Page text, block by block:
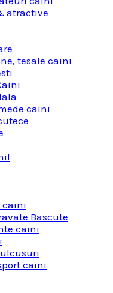
atractive
tesale caini
caini
caini
Bascute
caini
caini